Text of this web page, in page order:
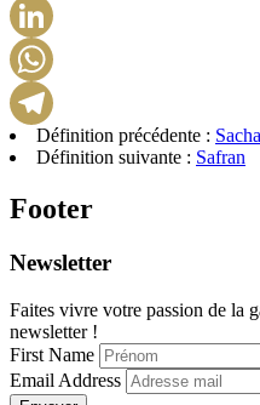
Définition précédente :
Définition suivante : Safran
Footer
Newsletter
Faites vivre votre passion de la
newsletter !
First Name
Email Address